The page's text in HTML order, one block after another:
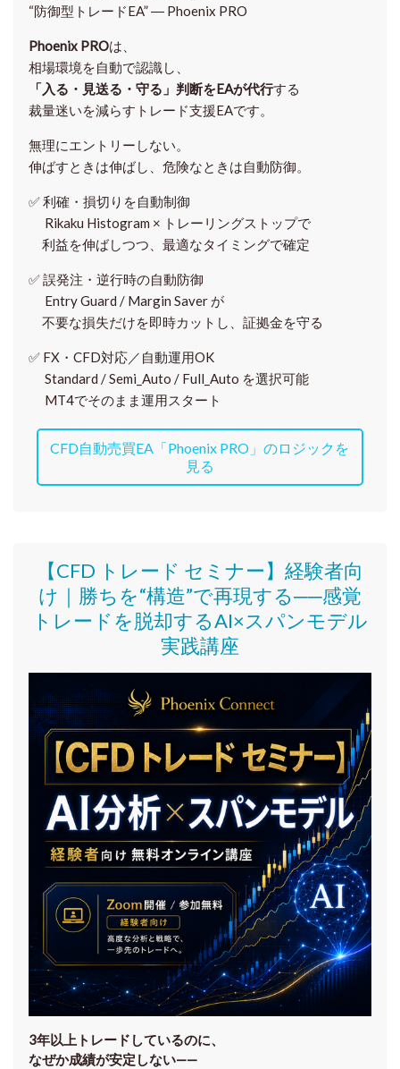
“防御型トレードEA” ― Phoenix PRO
Phoenix PROは、
相場環境を自動で認識し、
「入る・見送る・守る」判断をEAが代行する
裁量迷いを減らすトレード支援EAです。
無理にエントリーしない。
伸ばすときは伸ばし、危険なときは自動防御。
✅利確・損切りを自動制御
Rikaku Histogram × トレーリングストップで
利益を伸ばしつつ、最適なタイミングで確定
✅誤発注・逆行時の自動防御
Entry Guard / Margin Saver が
不要な損失だけを即時カットし、証拠金を守る
✅ FX・CFD対応／自動運用OK
Standard / Semi_Auto / Full_Auto を選択可能
MT4でそのまま運用スタート
CFD自動売買EA「Phoenix PRO」のロジックを
見る
【CFD トレード セミナー】 経験者向
け｜ 勝ちを“構造”で再現する──感覚
トレードを脱却するAI×スパンモデル
実践講座
3年以上トレードしているのに、
なぜか成績が安定しない——